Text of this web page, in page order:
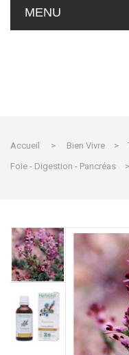
MENU
Accueil > Bien Vivre >
Foie - Digestion - Pancréas
>